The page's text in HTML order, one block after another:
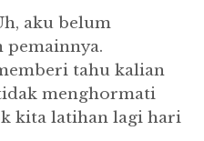
aku belum
pemainnya.
tahu kalian
menghormati
kita latihan lagi hari